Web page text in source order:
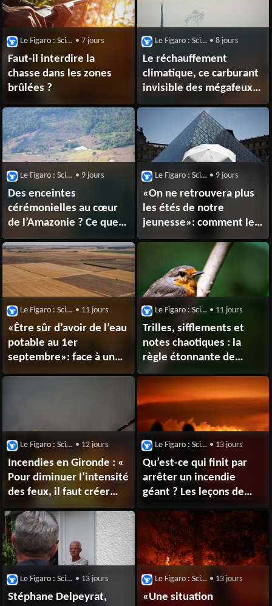
Le Figaro : Sciences • 7 jours
Faut-il interdire la
chasse dans les zones
brûlées ?
Le Figaro : Sciences • 8 jours
Le réchauffement
climatique, ce carburant
invisible des mégafeux
en Europe
Le Figaro : Sciences • 9 jours
Des enceintes
cérémonielles au cœur
de l’Amazonie ? Ce que
montrent ces
gigantesques traces
géométriques
découvertes dans
la forêt
Le Figaro : Sciences • 9 jours
«On ne retrouvera plus
les étés de notre
jeunesse»: comment le
réchauffement
climatique entraîne des
canicules à répétition
en Europe
Le Figaro : Sciences • 11 jours
«Être sûr d’avoir de l’eau
potable au 1er
septembre»: face à une
sécheresse historique,
Le Figaro : Sciences • 11 jours
Trilles, sifflements et
notes chaotiques : la
règle étonnante de
simplicité cachée dans le
chant des oiseaux
Le Figaro : Sciences • 12 jours
Incendies en Gironde : «
Pour diminuer l’intensité
des feux, il faut créer
des zones tampon dans
les forêts »
Le Figaro : Sciences • 13 jours
Qu’est-ce qui finit par
arrêter un incendie
géant ? Les leçons de
de 2023
Le Figaro : Sciences • 13 jours
Stéphane Delpeyrat,
Le Figaro : Sciences • 13 jours
«Une situation